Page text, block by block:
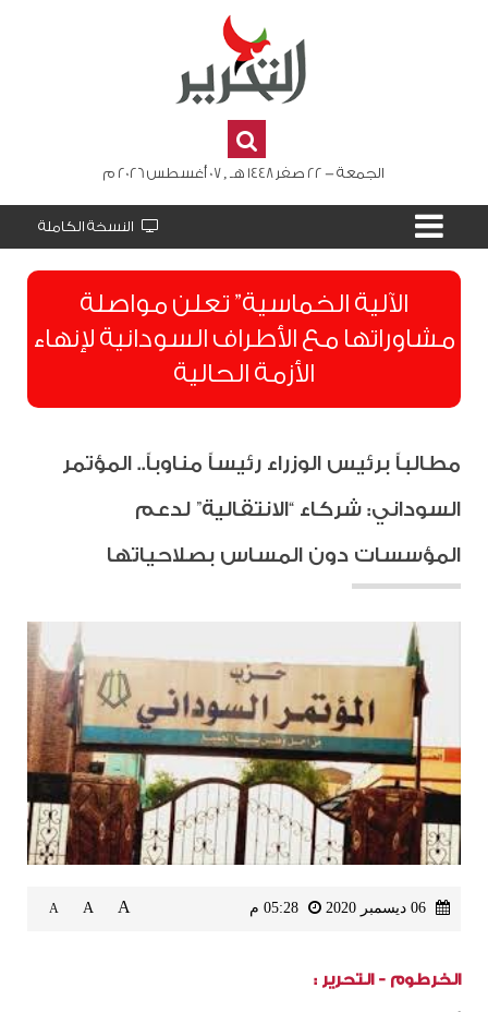
الجمعة - 22 صفر 1448 هـ , 07 أغسطس 2026 م
النسخة الكاملة
الآلية الخماسية” تعلن مواصلة
مشاوراتها مع الأطراف السودانية لإنهاء
الأزمة الحالية
مطالباً برئيس الوزراء رئيساً مناوباً.. المؤتمر
السوداني: شركاء “الانتقالية” لدعم
المؤسسات دون المساس بصلاحياتها
A
A
A
الخرطوم - التحرير :